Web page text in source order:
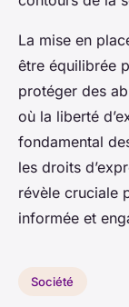
La mise en
être équilibrée
protéger des
où la liberté
fondamental
les droits
révèle cruciale
informée et
Société